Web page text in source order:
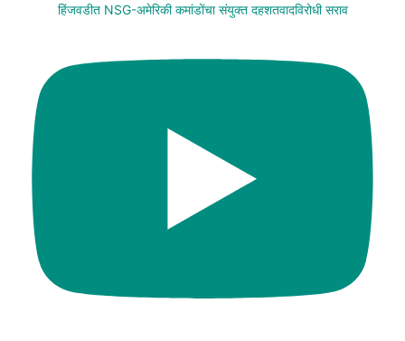
हिंजवडीत NSG-अमेरिकी कमांडोंचा संयुक्त दहशतवादविरोधी सराव